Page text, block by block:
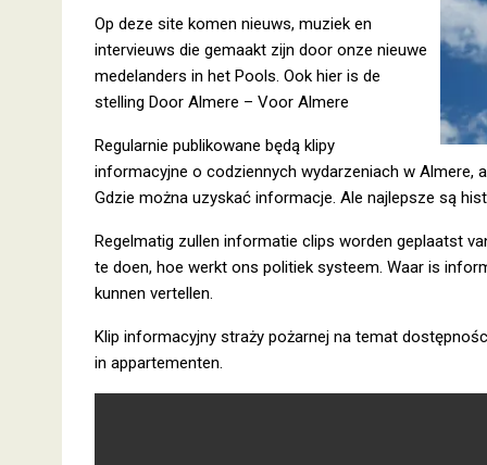
Op deze site komen nieuws, muziek en
intervieuws die gemaakt zijn door onze nieuwe
medelanders in het Pools. Ook hier is de
stelling Door Almere – Voor Almere
Regularnie publikowane będą klipy
informacyjne o codziennych wydarzeniach w Almere,
Gdzie można uzyskać informacje. Ale najlepsze są
Regelmatig zullen informatie clips worden geplaatst
te doen, hoe werkt ons politiek systeem. Waar is
kunnen vertellen.
Klip informacyjny straży pożarnej na temat
in appartementen.